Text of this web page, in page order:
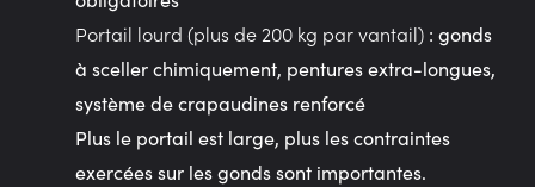
Portail lourd (plus de 200 kg par vantail): gonds
à sceller chimiquement, pentures extra-longues,
système de crapaudines renforcé
Plus le portail est large, plus les contraintes
exercées sur les gonds sont importantes.